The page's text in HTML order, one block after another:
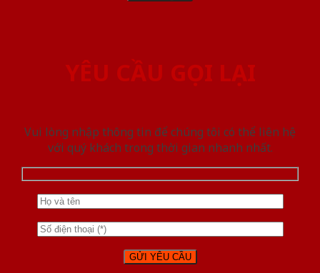
YÊU CẦU GỌI LẠI
Vui lòng nhập thông tin để chúng tôi có thể liên hệ
với quý khách trong thời gian nhanh nhất.